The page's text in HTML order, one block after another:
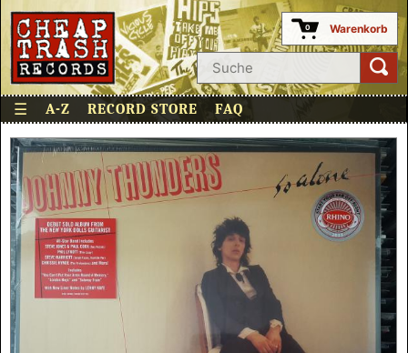
0 Warenkorb
☰ A-Z RECORD STORE FAQ